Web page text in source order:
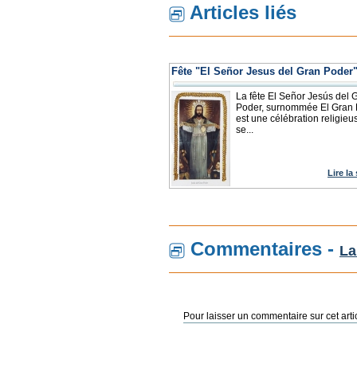
Articles liés
Fête "El Señor Jesus del Gran Poder"
La fête El Señor Jesús del
Poder, surnommée El Gran
est une célébration
se...
Lire la
Commentaires -
Pour laisser un commentaire sur cet